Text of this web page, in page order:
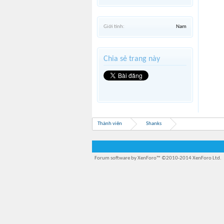
Giới tính: Nam
Chia sẻ trang này
Thành viên Shanks
Forum software by XenForo™ ©2010-2014 XenForo Ltd.